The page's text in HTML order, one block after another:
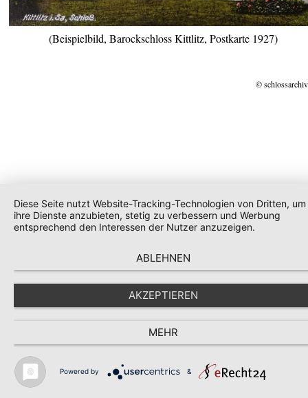
(Beispielbild, Barockschloss Kittlitz, Postkarte 1927)
©
Diese Seite nutzt Website-Tracking-Technologien von Dritten, um
ihre Dienste anzubieten, stetig zu verbessern und Werbung
entsprechend den Interessen der Nutzer anzuzeigen.
ABLEHNEN
AKZEPTIEREN
MEHR
Powered by &